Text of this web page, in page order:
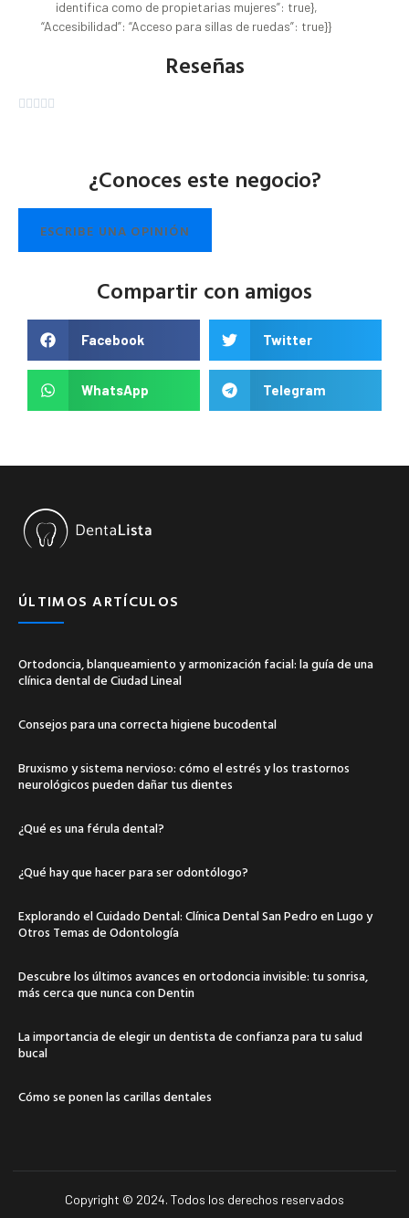
identifica como de propietarias mujeres”: true},
“Accesibilidad”: “Acceso para sillas de ruedas”: true}}
Reseñas
    
¿Conoces este negocio?
ESCRIBE UNA OPINIÓN
Compartir con amigos
Facebook Twitter
WhatsApp Telegram
ÚLTIMOS ARTÍCULOS
Ortodoncia, blanqueamiento y armonización facial: la guía de una
clínica dental de Ciudad Lineal
Consejos para una correcta higiene bucodental
Bruxismo y sistema nervioso: cómo el estrés y los trastornos
neurológicos pueden dañar tus dientes
¿Qué es una férula dental?
¿Qué hay que hacer para ser odontólogo?
Explorando el Cuidado Dental: Clínica Dental San Pedro en Lugo y
Otros Temas de Odontología
Descubre los últimos avances en ortodoncia invisible: tu sonrisa,
más cerca que nunca con Dentin
La importancia de elegir un dentista de confianza para tu salud
bucal
Cómo se ponen las carillas dentales
Copyright © 2024. Todos los derechos reservados